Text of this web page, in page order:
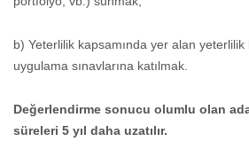
b) Yeterlilik kapsamında yer alan
uygulama sınavlarına katılmak.
Değerlendirme sonucu olumlu olan
süreleri 5 yıl daha uzatılır.